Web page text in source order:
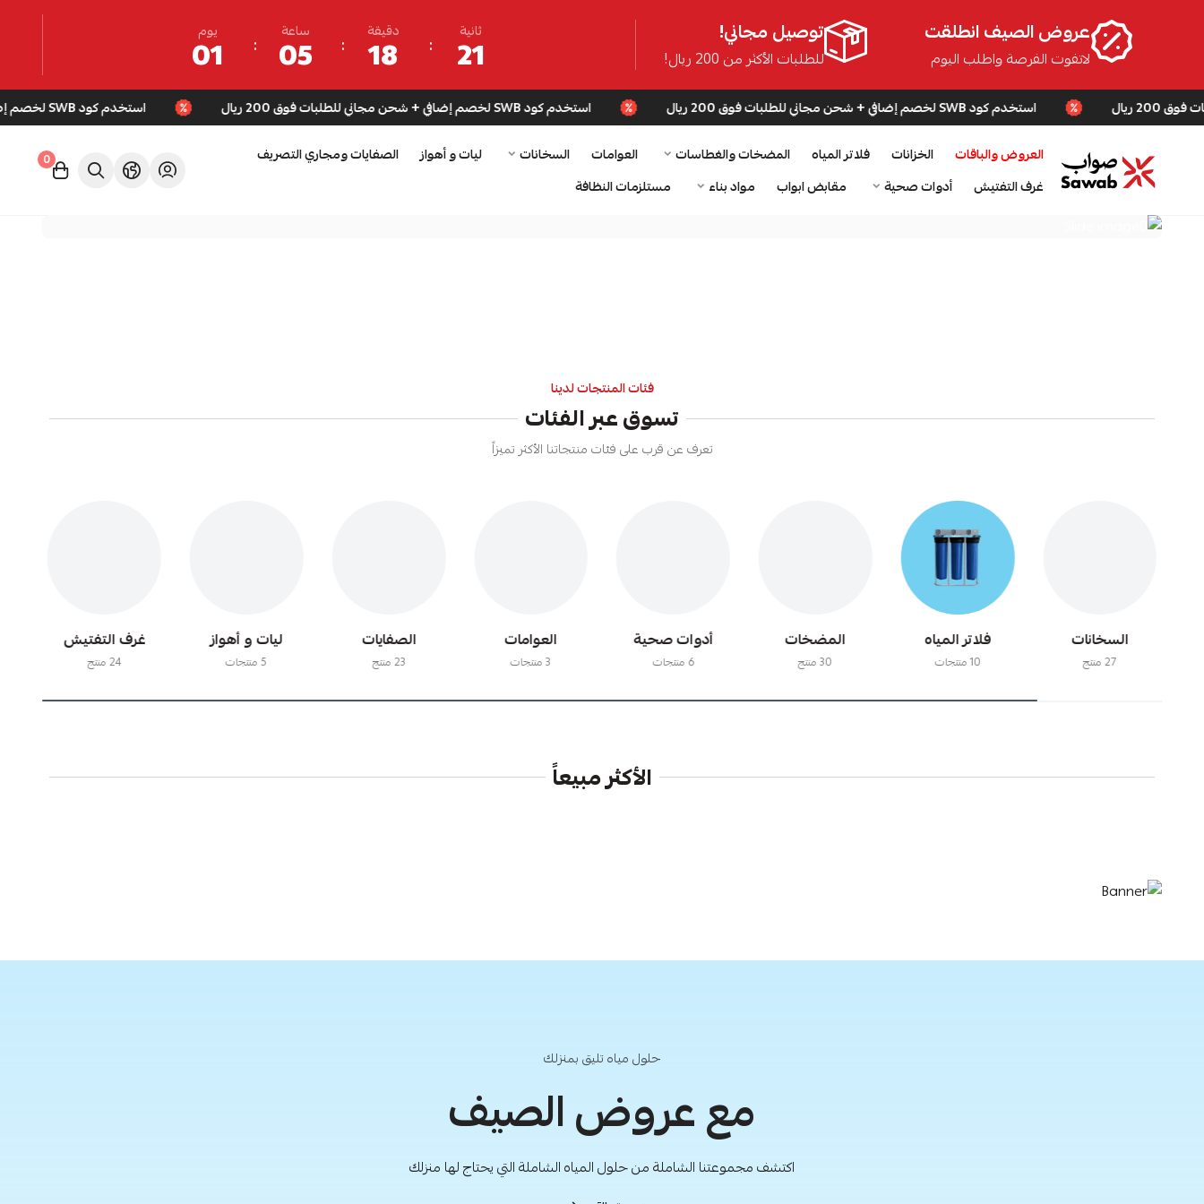
عروض الصيف انطلقت
لاتفوت الفرصة واطلب اليوم
توصيل مجاني!
للطلبات الأكثر من 200 ريال! 20
ثانية 18
دقيقة 05
ساعة 01
يوم
استخدم كود SWB لخصم إضافي + شحن مجاني للطلبات فوق 200 ريال استخدم كود SWB لخصم إضافي + شحن مجاني للطلبات فوق 200 ريال استخدم كود SWB لخصم إضافي + شحن مجاني للطلبات فوق 200 ريال
صواب
العروض والباقات الخزانات فلاتر المياه المضخات والغطاسات العوامات السخانات ليات و أهواز
الصفايات ومجاري التصريف
غرف التفتيش
أدوات صحية مقابض ابواب مواد بناء مستلزمات النظافة
0
فئات المنتجات لدينا
تسوق عبر الفئات
تعرف عن قرب على فئات منتجاتنا الأكثر تميزاً
السخانات
27 منتج
فلاتر المياه
10 منتجات
المضخات
30 منتج
أدوات صحية
6 منتجات
العوامات
3 منتجات
الصفايات
23 منتج
ليات و أهواز
5 منتجات
غرف التفتيش
24 منتج
الأكثر مبيعاً
حلول مياه تليق بمنزلك
مع عروض الصيف
اكتشف مجموعتنا الشاملة من حلول المياه الشاملة التي يحتاج لها منزلك